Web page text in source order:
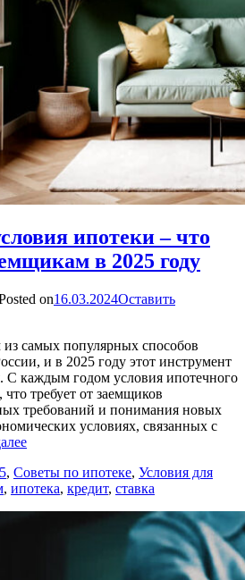
ипотеки – что
в 2025 году
on16.03.2024Оставить
из самых популярных способов
и в 2025 году этот инструмент
С каждым годом условия ипотечного
требует от заемщиков
требований и понимания новых
условиях, связанных с
, Советы по ипотеке, Условия для
, ипотека, кредит, ставка